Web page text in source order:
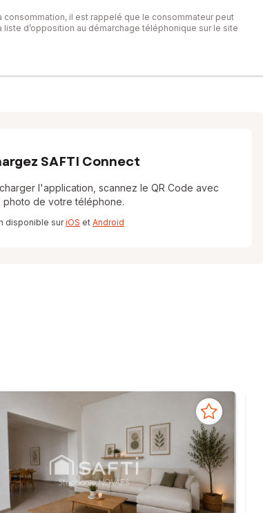
consommation, il est rappelé que le consommateur peut
liste d’opposition au démarchage téléphonique sur le site
SAFTI Connect
l'application, scannez le QR Code avec
photo de votre téléphone.
disponible suriOS et Android